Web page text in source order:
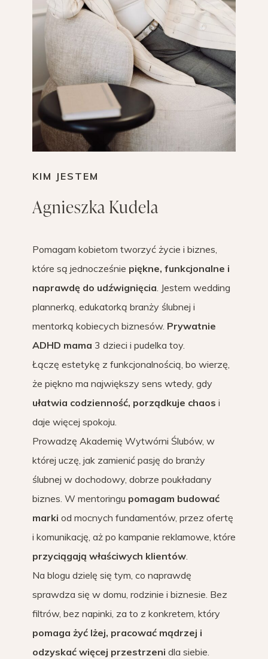
KIM JESTEM
Agnieszka Kudela
Pomagam kobietom tworzyć życie i biznes,
które są jednocześnie piękne, funkcjonalne i
naprawdę do udźwignięcia. Jestem wedding
plannerką, edukatorką branży ślubnej i
mentorką kobiecych biznesów. Prywatnie
ADHD mama 3 dzieci i pudelka toy.
Łączę estetykę z funkcjonalnością, bo wierzę,
że piękno ma największy sens wtedy, gdy
ułatwia codzienność, porządkuje chaos i
daje więcej spokoju.
Prowadzę Akademię Wytwórni Ślubów, w
której uczę, jak zamienić pasję do branży
ślubnej w dochodowy, dobrze poukładany
biznes. W mentoringu pomagam budować
marki od mocnych fundamentów, przez ofertę
i komunikację, aż po kampanie reklamowe, które
przyciągają właściwych klientów.
Na blogu dzielę się tym, co naprawdę
sprawdza się w domu, rodzinie i biznesie. Bez
filtrów, bez napinki, za to z konkretem, który
pomaga żyć lżej, pracować mądrzej i
odzyskać więcej przestrzeni dla siebie.